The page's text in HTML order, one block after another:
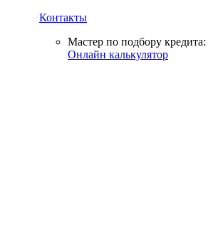
Контакты
Мастер по подбору кредита:
Онлайн калькулятор